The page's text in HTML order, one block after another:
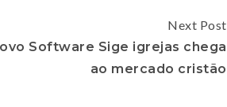
Next Post
Software Sige igrejas chega
ao mercado cristão